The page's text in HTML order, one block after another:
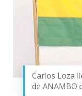
Carlos Loza
de ANAMBO